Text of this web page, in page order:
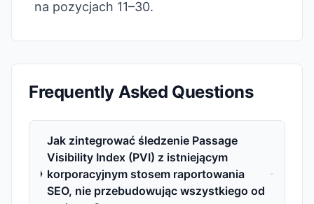
na pozycjach 11–30.
Frequently Asked Questions
Jak zintegrować śledzenie Passage
Visibility Index (PVI) z istniejącym
korporacyjnym stosem raportowania
SEO, nie przebudowując wszystkiego od